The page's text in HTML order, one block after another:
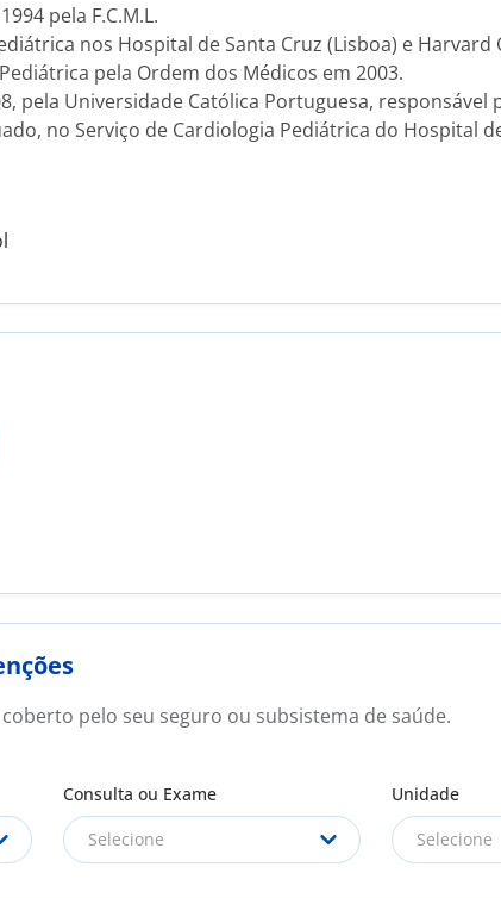
pela F.C.M.L.
nos Hospital de Santa Cruz (Lisboa) e Harvard
pela Ordem dos Médicos em 2003.
pela Universidade Católica Portuguesa, responsável
no Serviço de Cardiologia Pediátrica do Hospital
pelo seu seguro ou subsistema de saúde.
Consulta ou Exame
Selecione
Unidade
Selecione